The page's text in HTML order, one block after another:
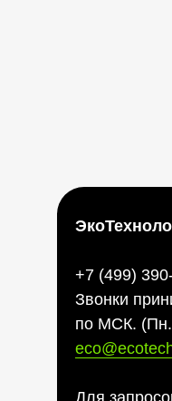
+7 (499)
Звонки
по МСК.
Для